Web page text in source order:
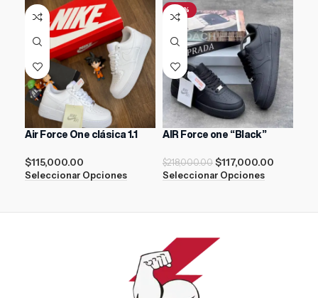
Air Force One clásica 1.1
$115,000.00
Seleccionar Opciones
-46%
AIR Force one “Black”
$218,000.00 $117,000.00
Seleccionar Opciones